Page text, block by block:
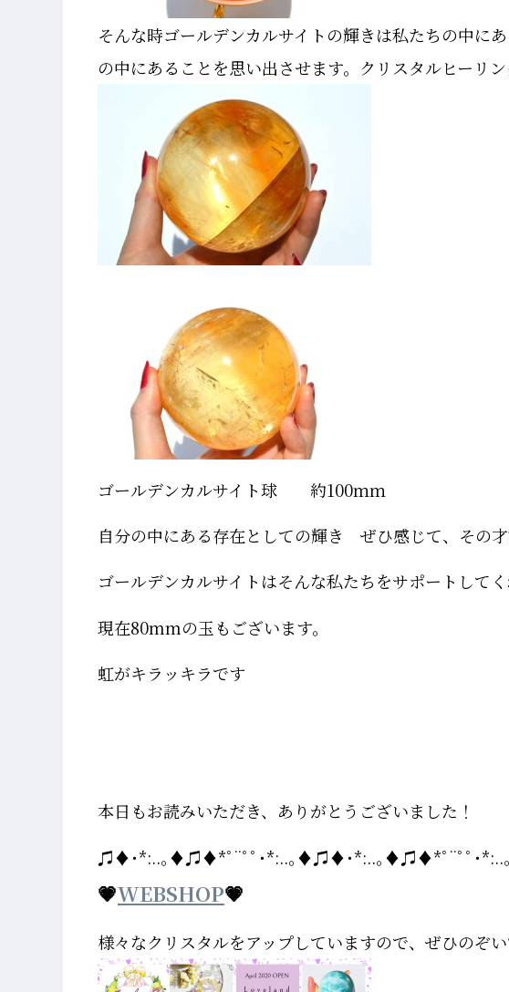
そんな時ゴールデンカルサイトの輝きは私たちの中に
の中にあることを思い出させます。クリスタルヒーリン
ゴールデンカルサイト球 約100ｍｍ
自分の中にある存在としての輝き ぜひ感じて、その才
ゴールデンカルサイトはそんな私たちをサポートしてく
現在80mmの玉もございます。
虹がキラッキラです
本日もお読みいただき、ありがとうございました！
♫♦･*:..｡♦♫♦*ﾟ¨ﾟﾟ･*:..｡♦♫♦･*:..｡♦♫♦*ﾟ¨ﾟﾟ･*:..
💗WEBSHOP💗
様々なクリスタルをアップしていますので、ぜひのぞ